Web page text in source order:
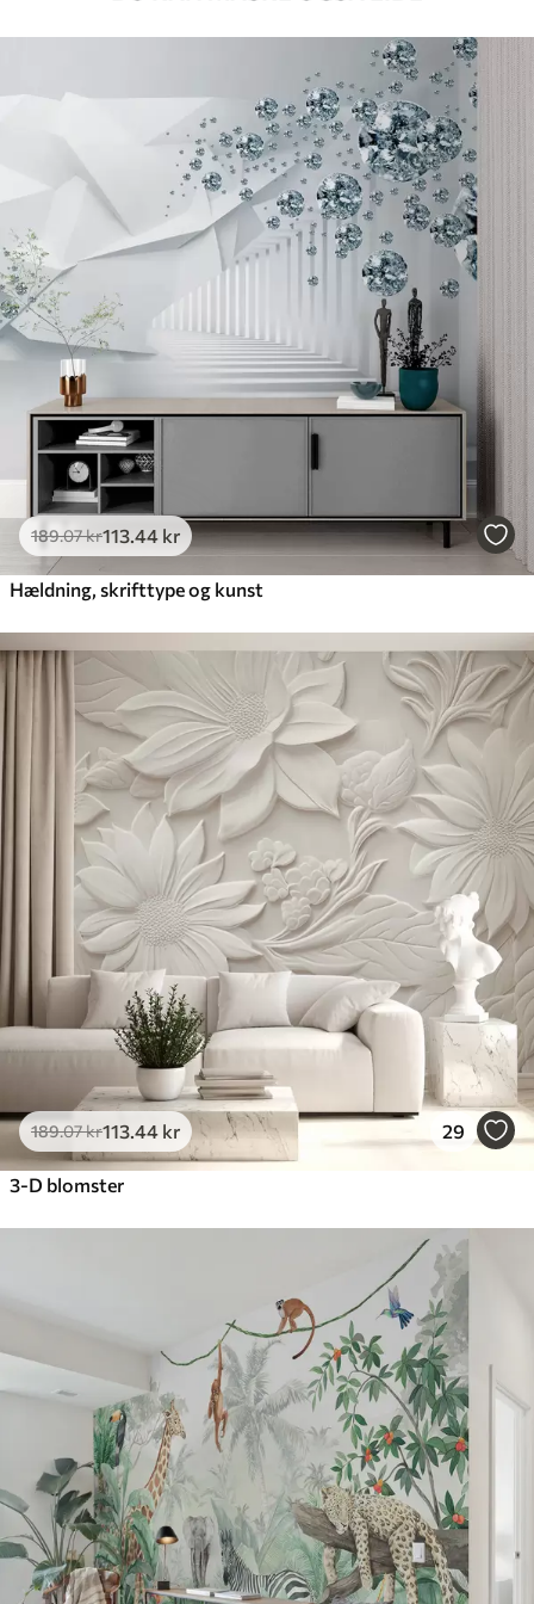
/m²
Premium
448 .33269.00kr/m²
Premium vinyl
516.67310.00kr
Peel and Stick
666.67400.00
189.07kr113.44 kr
Hældning, skrifttype og kunst
189.07kr113.44 kr 29
3-D blomster